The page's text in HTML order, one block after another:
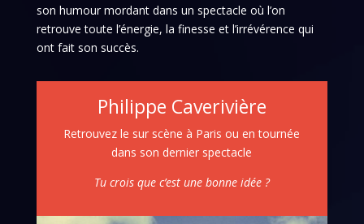
son humour mordant dans un spectacle où l’on
retrouve toute l’énergie, la finesse et l’irrévérence qui
ont fait son succès.
Philippe Caverivière
Retrouvez le sur scène à Paris ou en tournée
dans son dernier spectacle
Tu crois que c’est une bonne idée ?